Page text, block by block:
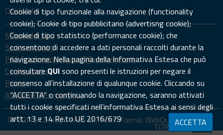
Quick links
Mappa del sito
Sedi e contatti
PEC: prevenzione.aulss9@pecveneto.it
Cookies policy
Privacy
Accedi all'area riservata
CREDITS Concept:MyS srl.Piattaforma: WebQuality
TORNA SU
Cookie di tipo funzionale alla navigazione (functionality
cookie); Cookie di tipo pubblicitario (advertisng cookie);
Cookie di tipo statistico (performance cookie); che
consentono di accedere a dati personali raccolti durante la
navigazione. Nella pagina della Informativa Estesa che può
consultareQUIsono presenti le istruzioni per negare il
consenso all’installazione di qualunque cookie. Cliccando su
“ACCETTA” o continuando la navigazione, saranno attivati
tutti i cookie specificati nell’informativa Estesa ai sensi degli
artt. 13 e 14 Re.to UE 2016/679
ACCETTA